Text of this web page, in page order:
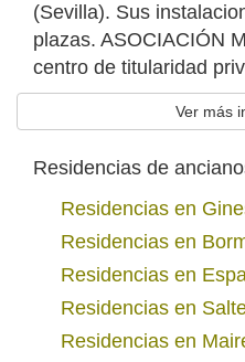
(Sevilla). Sus
plazas. ASOCIACIÓN
centro de titularidad
Ver más
Residencias de
Residencias en
Residencias en
Residencias en
Residencias en
Residencias en